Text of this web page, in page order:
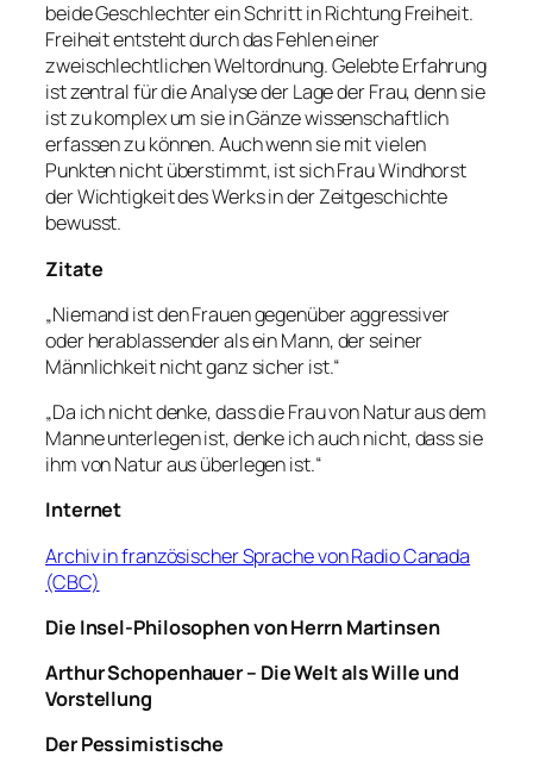
beide Geschlechter ein Schritt in Richtung Freiheit.
Freiheit entsteht durch das Fehlen einer
zweischlechtlichen Weltordnung. Gelebte Erfahrung
ist zentral für die Analyse der Lage der Frau, denn sie
ist zu komplex um sie in Gänze wissenschaftlich
erfassen zu können. Auch wenn sie mit vielen
Punkten nicht überstimmt, ist sich Frau Windhorst
der Wichtigkeit des Werks in der Zeitgeschichte
bewusst.
Zitate
„Niemand ist den Frauen gegenüber aggressiver
oder herablassender als ein Mann, der seiner
Männlichkeit nicht ganz sicher ist.“
„Da ich nicht denke, dass die Frau von Natur aus dem
Manne unterlegen ist, denke ich auch nicht, dass sie
ihm von Natur aus überlegen ist.“
Internet
Archiv in französischer Sprache von Radio Canada
(CBC)
Die Insel-Philosophen von Herrn Martinsen
Arthur Schopenhauer – Die Welt als Wille und
Vorstellung
Der Pessimistische